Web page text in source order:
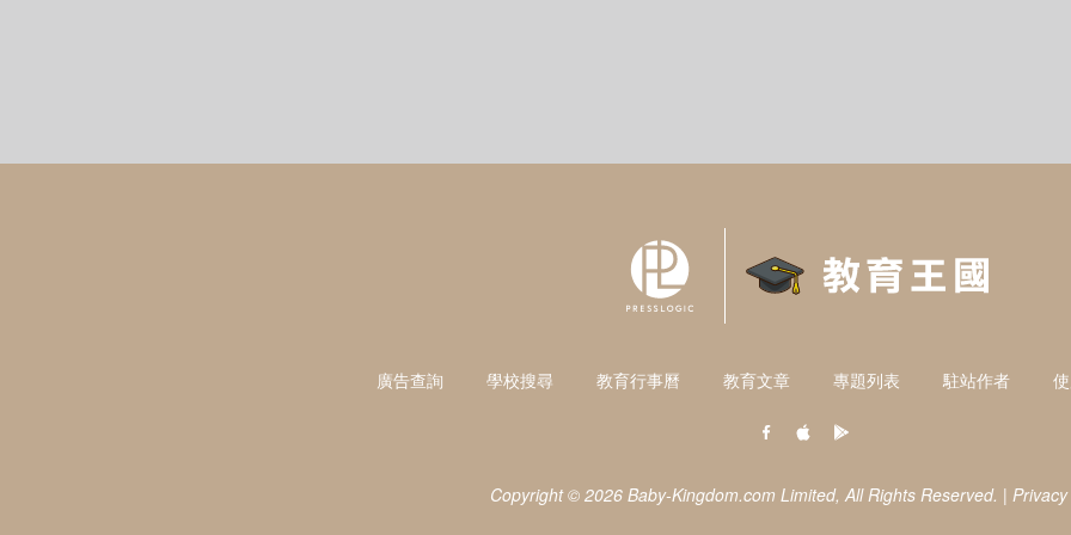
廣告查詢 學校搜尋 教育行事曆 教育文章 專題列表 駐站作者
Copyright © 2026 Baby-Kingdom.com Limited, All Rights Reserved. |